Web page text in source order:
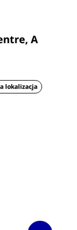
A
lokalizacja